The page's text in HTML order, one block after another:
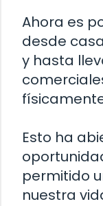
Ahora es
desde
y hasta
Esto ha
permitido
nuestra